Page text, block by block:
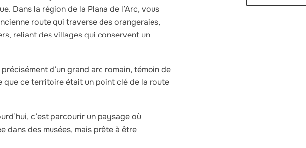
Dans la région de la Plana de l’Arc, vous
route qui traverse des orangeraies,
reliant des villages qui conservent un
d’un grand arc romain, témoin de
que ce territoire était un point clé de la route
c’est parcourir un paysage où
dans des musées, mais prête à être